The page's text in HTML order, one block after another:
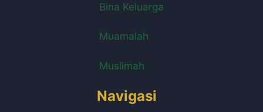
Bina Keluarga
Muamalah
Muslimah
Navigasi